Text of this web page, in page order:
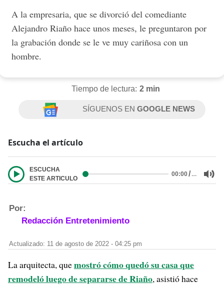
A la empresaria, que se divorció del comediante
Alejandro Riaño hace unos meses, le preguntaron por
la grabación donde se le ve muy cariñosa con un
hombre.
Tiempo de lectura: 2 min
SÍGUENOS ENGOOGLE NEWS
Escucha el artículo
ESCUCHA
ESTE ARTICULO
00:00/…
Por:
Redacción Entretenimiento
Actualizado: 11 de agosto de 2022 - 04:25 pm
La arquitecta, quemostró cómo quedó su casa que
remodeló luego de separarse de Riaño, asistió hace